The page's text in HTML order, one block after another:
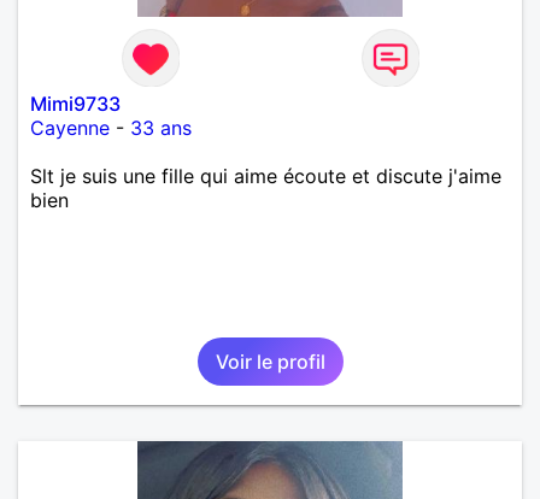
Mimi9733
Cayenne - 33 ans
Slt je suis une fille qui aime écoute et discute j'aime
bien
Voir le profil